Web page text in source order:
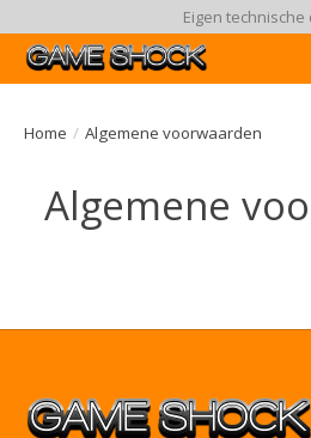
Eigen technische
Home / Algemene voorwaarden
Algemene